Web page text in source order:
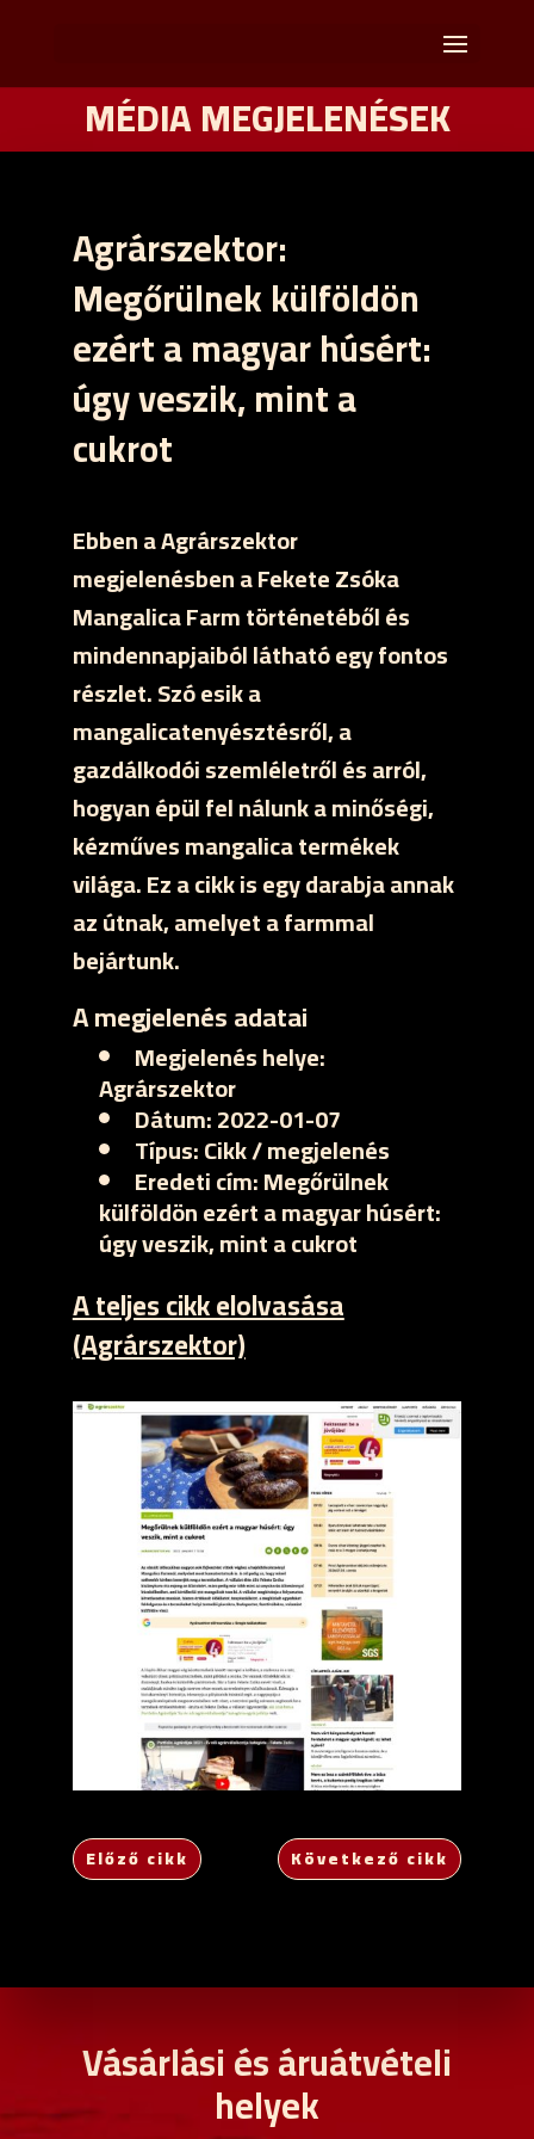
MÉDIA MEGJELENÉSEK
Agrárszektor:
Megőrülnek külföldön
ezért a magyar húsért:
úgy veszik, mint a
cukrot
Ebben a Agrárszektor
megjelenésben a Fekete Zsóka
Mangalica Farm történetéből és
mindennapjaiból látható egy fontos
részlet. Szó esik a
mangalicatenyésztésről, a
gazdálkodói szemléletről és arról,
hogyan épül fel nálunk a minőségi,
kézműves mangalica termékek
világa. Ez a cikk is egy darabja annak
az útnak, amelyet a farmmal
bejártunk.
A megjelenés adatai
Megjelenés helye:
Agrárszektor
Dátum:2022-01-07
Típus:Cikk / megjelenés
Eredeti cím:Megőrülnek
külföldön ezért a magyar húsért:
úgy veszik, mint a cukrot
A teljes cikk elolvasása
(Agrárszektor)
Előző cikk Következő cikk
Vásárlási és áruátvételi
helyek